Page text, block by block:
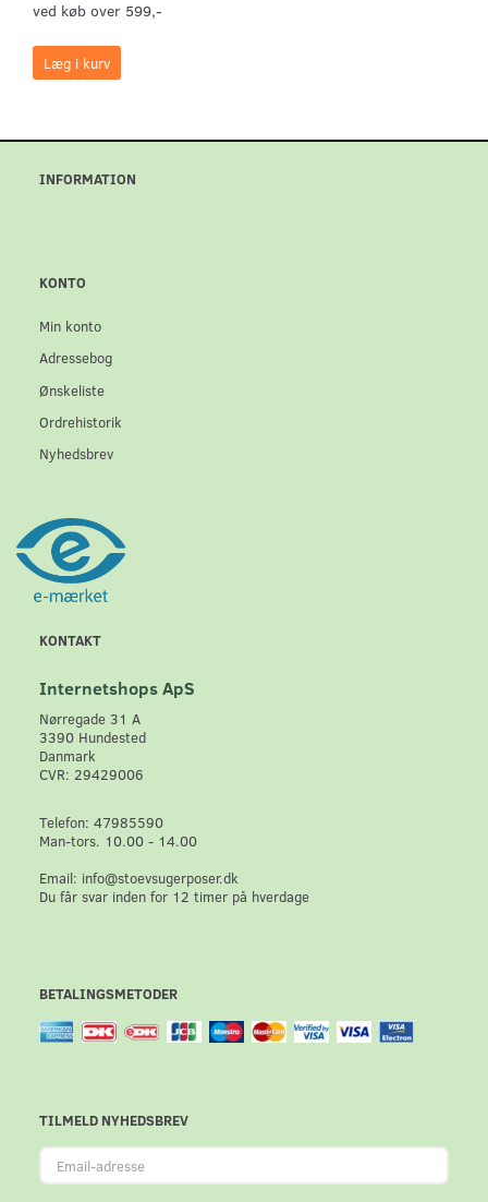
ved køb over 599,-
Læg i kurv
INFORMATION
KONTO
Min konto
Adressebog
Ønskeliste
Ordrehistorik
Nyhedsbrev
KONTAKT
Internetshops ApS
Nørregade 31 A
3390 Hundested
Danmark
CVR: 29429006
Telefon: 47985590
Man-tors. 10.00 - 14.00
Email: info@stoevsugerposer.dk
Du får svar inden for 12 timer på hverdage
BETALINGSMETODER
TILMELD NYHEDSBREV
Email-
adresse